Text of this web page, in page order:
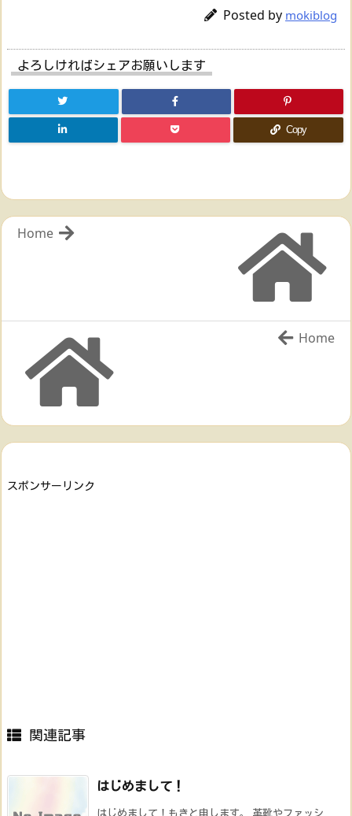
Posted by mokiblog
よろしければシェアお願いします
Copy
Home
Home
スポンサーリンク
関連記事
はじめまして！
はじめまして！もきと申します。 革靴やファッシ